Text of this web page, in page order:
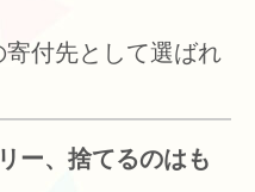
付先として選ばれ
ー、捨てるのはも